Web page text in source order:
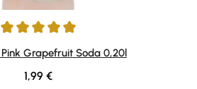
von 5 von 5 Sternen
Pink Grapefruit Soda 0,20l
Regulärer Preis:
1,99 €